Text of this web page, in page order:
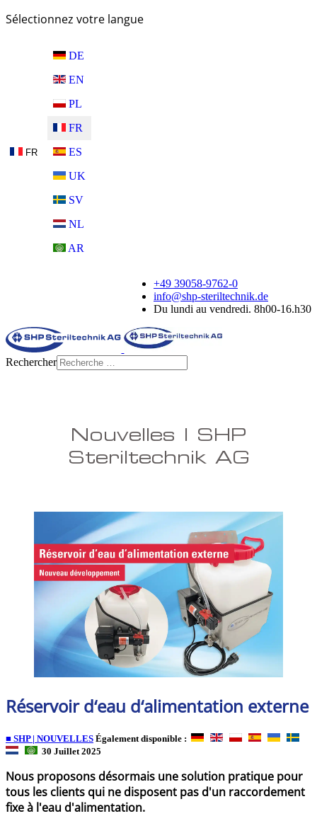
Sélectionnez votre langue
FR
DE
EN
PL
FR
ES
UK
SV
NL
AR
+49 39058-9762-0
info@shp-steriltechnik.de
Du lundi au vendredi. 8h00-16.h30
Rechercher
Nouvelles | SHP
Steriltechnik AG
Réservoir d‘eau d‘alimentation externe
■ SHP | NOUVELLES Également disponible :
30 Juillet 2025
Nous proposons désormais une solution pratique pour
tous les clients qui ne disposent pas d'un raccordement
fixe à l'eau d'alimentation.